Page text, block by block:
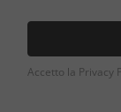
Accetto la Privacy